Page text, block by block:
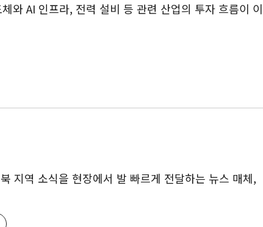
와 AI 인프라, 전력 설비 등 관련 산업의 투자 흐름이 이
지역 소식을 현장에서 발 빠르게 전달하는 뉴스 매체,